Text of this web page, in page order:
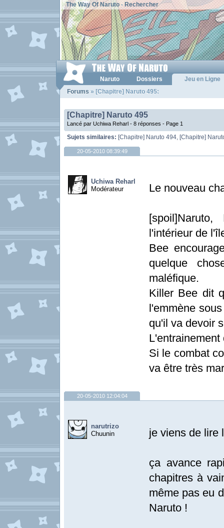
The Way Of Naruto- Rechercher
Naruto Dossiers
Jeu en Ligne
Forums » [Chapitre] Naruto 495:
[Chapitre] Naruto 495
Lancé par Uchiwa Reharl - 8 réponses - Page 1
Sujets similaires: [Chapitre] Naruto 494, [Chapitre]
20-05-2010 08:39:49
Uchiwa Reharl
Modérateur
Le nouveau
l'intérieur de
Bee
quelque
maléfique.
Killer Bee dit
l'emmène
qu'il va devoir
Si le combat
va être très
20-05-2010 12:04:04
narutrizo
Chuunin
je viens de lire
ça avance
chapitres à
même pas eu
Naruto !